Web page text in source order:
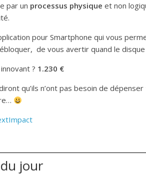
par un processus physique et non
pour Smartphone qui vous
de vous avertir quand le disque
? 1.230 €
qu’ils n’ont pas besoin de
jour